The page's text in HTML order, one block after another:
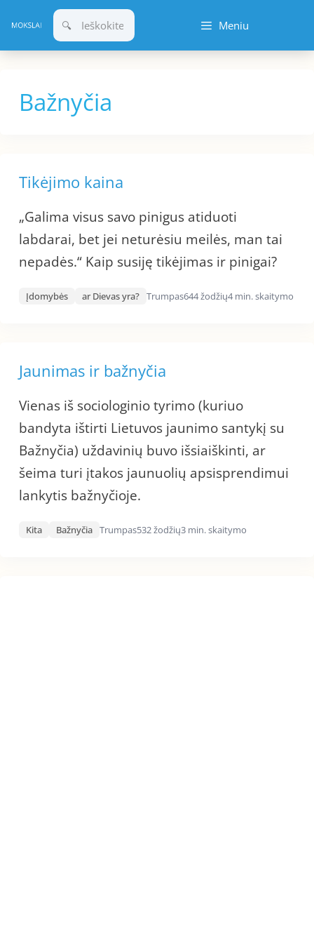
prie
turinio
Meniu
Bažnyčia
Tikėjimo kaina
„Galima visus savo pinigus atiduoti
labdarai, bet jei neturėsiu meilės, man tai
nepadės.“ Kaip susiję tikėjimas ir pinigai?
Įdomybės ar Dievas yra? Trumpas644 žodžių4 min. skaitymo
Jaunimas ir bažnyčia
Vienas iš sociologinio tyrimo (kuriuo
bandyta ištirti Lietuvos jaunimo santykį su
Bažnyčia) uždavinių buvo išsiaiškinti, ar
šeima turi įtakos jaunuolių apsisprendimui
lankytis bažnyčioje.
Kita Bažnyčia Trumpas532 žodžių3 min. skaitymo